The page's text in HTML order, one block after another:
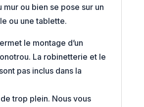
mur ou bien se pose sur un
ou une tablette.
le montage d’un
La robinetterie et le
pas inclus dans la
de trop plein. Nous vous